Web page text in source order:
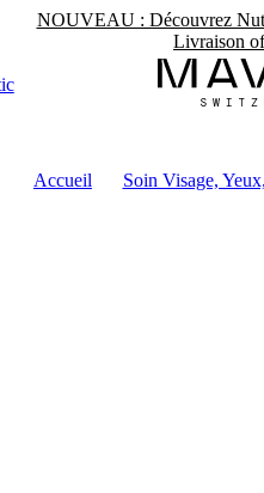
NOUVEAU : Découvrez
Livraison
Accueil Soin Visage,